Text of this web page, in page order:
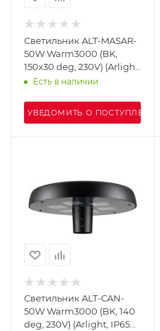
Светильник ALT-MASAR-
50W Warm3000 (BK,
150x30 deg, 230V) (Arlight,
IP65 Металл, 5 лет)
Есть в наличии
УВЕДОМИТЬ О ПОСТУПЛЕНИИ
Светильник ALT-CAN-
50W Warm3000 (BK, 140
deg, 230V) (Arlight, IP65